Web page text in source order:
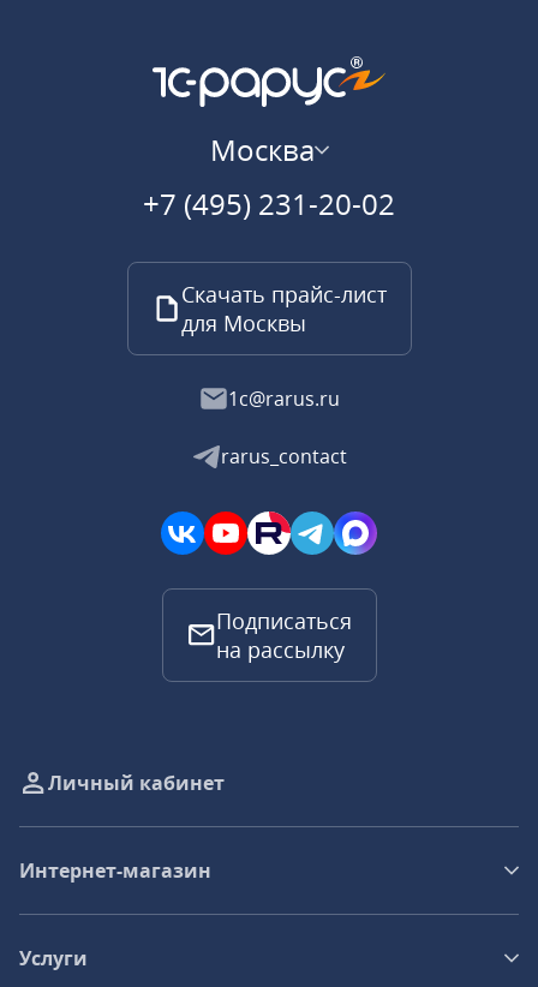
Москва
+7 (495) 231-20-02
Скачать прайс-лист
для Москвы
1c@rarus.ru
rarus_contact
Подписаться
на рассылку
Личный кабинет
Интернет-магазин
Услуги